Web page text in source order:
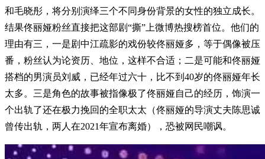
和毛晓彤，将分别演绎三个不同身份背景的女性的独立成长。
结果佟丽娅粉丝直接把这部剧“撕”上微博热搜榜首位。他们的
理由有三，一是剧中江疏影的戏份较佟丽娅多，等于偶像被压
番，粉丝认为论资历、地位，这样不合适；二是可能和佟丽娅
搭档的男演员刘威，已经年过六十，比不到40岁的佟丽娅年长
太多。三是角色的故事被指像极了佟丽娅自己的经历，饰演一
个出轨了还在极力挽回的全职太太（佟丽娅的导演丈夫陈思诚
曾传出轨，两人在2021年宣布离婚），恐被网民嘲讽。